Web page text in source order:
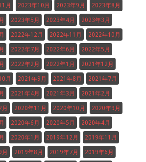
月 2023年10月 2023年9月 2023年8月
2023年5月 2023年4月 2023年3月
2022年12月 2022年11月 2022年10月
2022年7月 2022年6月 2022年5月
2022年2月 2022年1月 2021年12月
月 2021年9月 2021年8月 2021年7月
2021年4月 2021年3月 2021年2月
2020年11月 2020年10月 2020年9月
2020年6月 2020年5月 2020年4月
2020年1月 2019年12月 2019年11月
2019年8月 2019年7月 2019年6月